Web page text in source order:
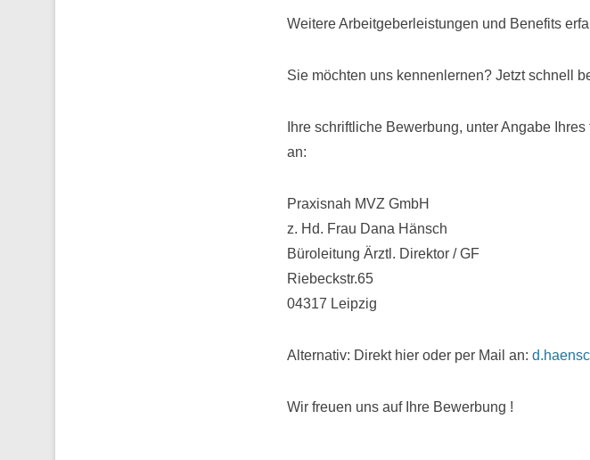
Weitere Arbeitgeberleistungen und Benefits
Sie möchten uns kennenlernen? Jetzt schnell
Ihre schriftliche Bewerbung, unter Angabe
an:
Praxisnah MVZ GmbH
z. Hd. Frau Dana Hänsch
Büroleitung Ärztl. Direktor / GF
Riebeckstr.65
04317 Leipzig
Alternativ: Direkt hier oder per Mail an:
Wir freuen uns auf Ihre Bewerbung !